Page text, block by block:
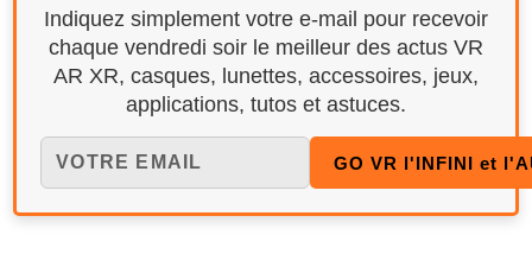
Indiquez simplement votre e-mail pour recevoir
chaque vendredi soir le meilleur des actus VR
AR XR, casques, lunettes, accessoires, jeux,
applications, tutos et astuces.